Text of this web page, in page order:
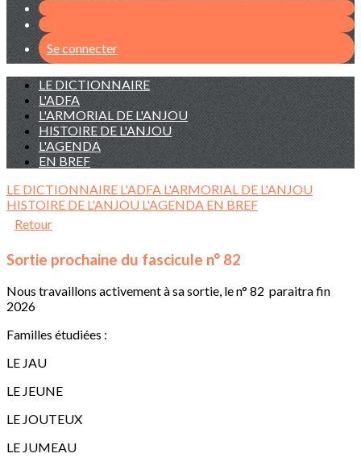
Se connecter
LE DICTIONNAIRE
L'ADFA
L'ARMORIAL DE L'ANJOU
HISTOIRE DE L'ANJOU
L'AGENDA
EN BREF
LE DICTIONNAIRE L'ADFA L'ARMORIAL DE L'ANJOU
HISTOIRE DE L'ANJOU L'AGENDA EN BREF
Retour
Sortie prochaine du fascicule n° 82
Nous travaillons activement à sa sortie, le n° 82 paraitra fin
2026
Familles étudiées :
LE JAU
LE JEUNE
LE JOUTEUX
LE JUMEAU